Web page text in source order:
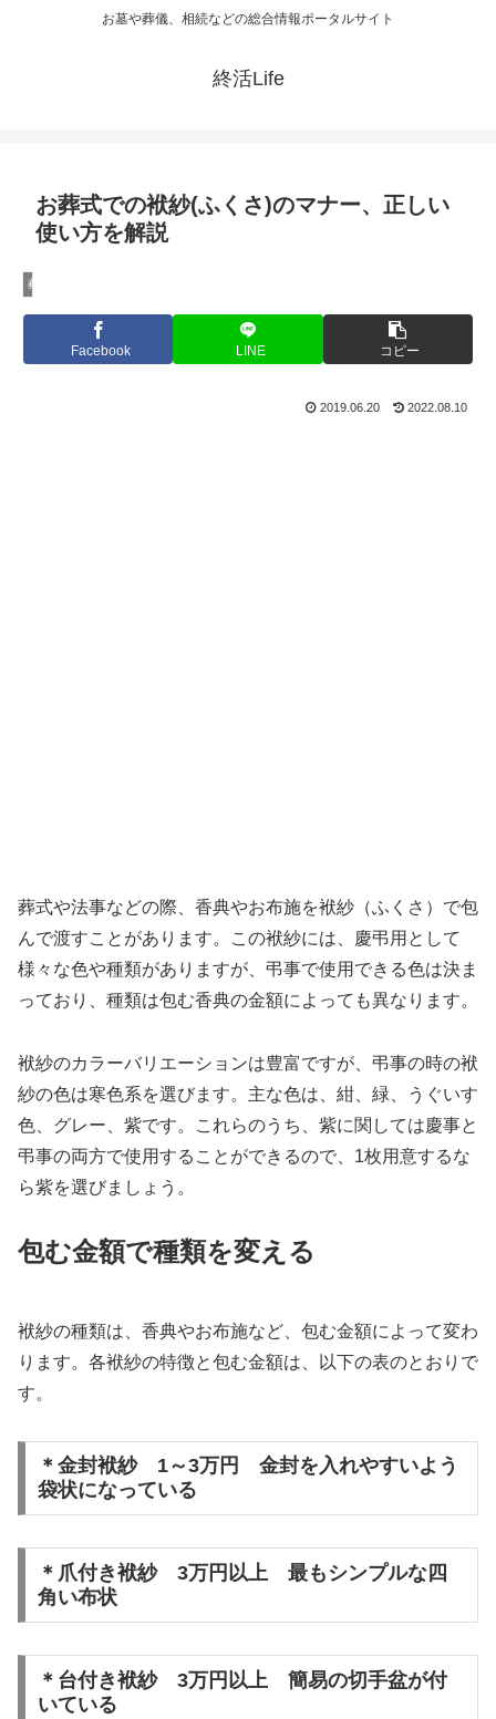
お墓や葬儀、相続などの総合情報ポータルサイト
終活Life
お葬式での袱紗(ふくさ)のマナー、正しい
使い方を解説
葬儀・仏事
Facebook LINE コピー
2019.06.20 2022.08.10
葬式や法事などの際、香典やお布施を袱紗（ふくさ）で包
んで渡すことがあります。この袱紗には、慶弔用として
様々な色や種類がありますが、弔事で使用できる色は決ま
っており、種類は包む香典の金額によっても異なります。
袱紗のカラーバリエーションは豊富ですが、弔事の時の袱
紗の色は寒色系を選びます。主な色は、紺、緑、うぐいす
色、グレー、紫です。これらのうち、紫に関しては慶事と
弔事の両方で使用することができるので、1枚用意するな
ら紫を選びましょう。
包む金額で種類を変える
袱紗の種類は、香典やお布施など、包む金額によって変わ
ります。各袱紗の特徴と包む金額は、以下の表のとおりで
す。
＊金封袱紗 1～3万円 金封を入れやすいよう
袋状になっている
＊爪付き袱紗 3万円以上 最もシンプルな四
角い布状
＊台付き袱紗 3万円以上 簡易の切手盆が付
いている